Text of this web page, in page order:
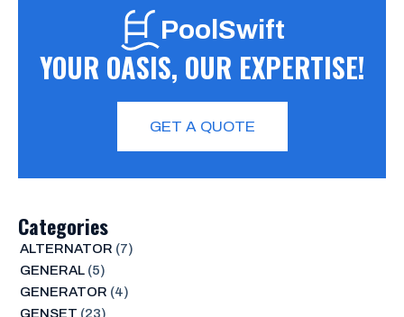
PoolSwift
YOUR OASIS, OUR EXPERTISE!
GET A QUOTE
Categories
ALTERNATOR (7)
GENERAL(5)
GENERATOR (4)
GENSET (23)